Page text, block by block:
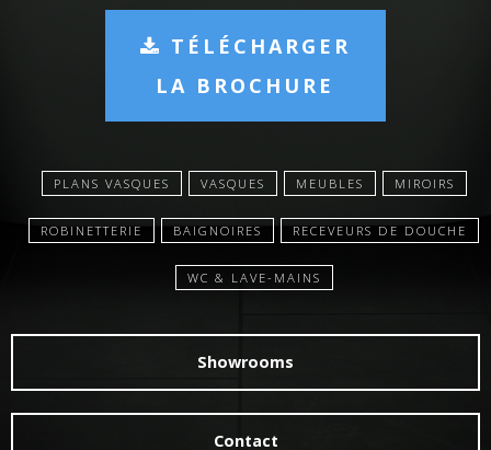
TÉLÉCHARGER
LA BROCHURE
PLANS VASQUES VASQUES MEUBLES MIROIRS
ROBINETTERIE BAIGNOIRES RECEVEURS DE DOUCHE
WC & LAVE-MAINS
Showrooms
Contact